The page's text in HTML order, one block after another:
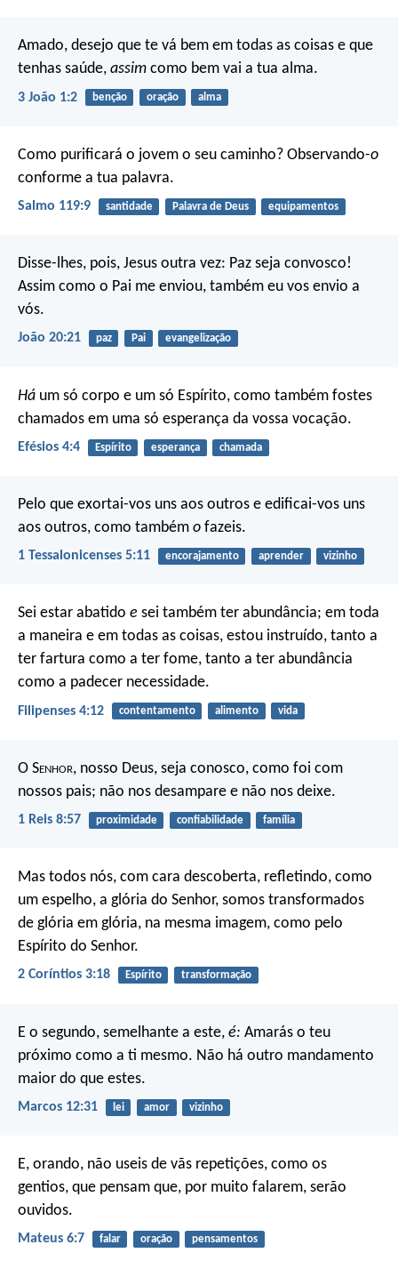
Amado, desejo que te vá bem em todas as coisas e que
tenhas saúde, assim como bem vai a tua alma.
3 João 1:2 benção oração alma
Como purificará o jovem o seu caminho? Observando-o
conforme a tua palavra.
Salmo 119:9 santidade Palavra de Deus equipamentos
Disse-lhes, pois, Jesus outra vez: Paz seja convosco!
Assim como o Pai me enviou, também eu vos envio a
vós.
João 20:21 paz Pai evangelização
Há um só corpo e um só Espírito, como também fostes
chamados em uma só esperança da vossa vocação.
Efésios 4:4 Espírito esperança chamada
Pelo que exortai-vos uns aos outros e edificai-vos uns
aos outros, como também o fazeis.
1 Tessalonicenses 5:11 encorajamento aprender vizinho
Sei estar abatido e sei também ter abundância; em toda
a maneira e em todas as coisas, estou instruído, tanto a
ter fartura como a ter fome, tanto a ter abundância
como a padecer necessidade.
Filipenses 4:12 contentamento alimento vida
O Senhor, nosso Deus, seja conosco, como foi com
nossos pais; não nos desampare e não nos deixe.
1 Reis 8:57 proximidade confiabilidade família
Mas todos nós, com cara descoberta, refletindo, como
um espelho, a glória do Senhor, somos transformados
de glória em glória, na mesma imagem, como pelo
Espírito do Senhor.
2 Coríntios 3:18 Espírito transformação
E o segundo, semelhante a este, é: Amarás o teu
próximo como a ti mesmo. Não há outro mandamento
maior do que estes.
Marcos 12:31 lei amor vizinho
E, orando, não useis de vãs repetições, como os
gentios, que pensam que, por muito falarem, serão
ouvidos.
Mateus 6:7 falar oração pensamentos